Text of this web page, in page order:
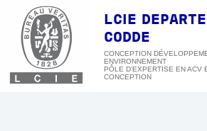
contenu
LCIE
CODDE
CONCEPTION
ENVIRONNEMENT